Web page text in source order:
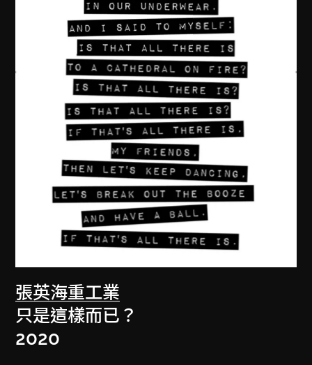
張英海重工業
只是這樣而已？
2020